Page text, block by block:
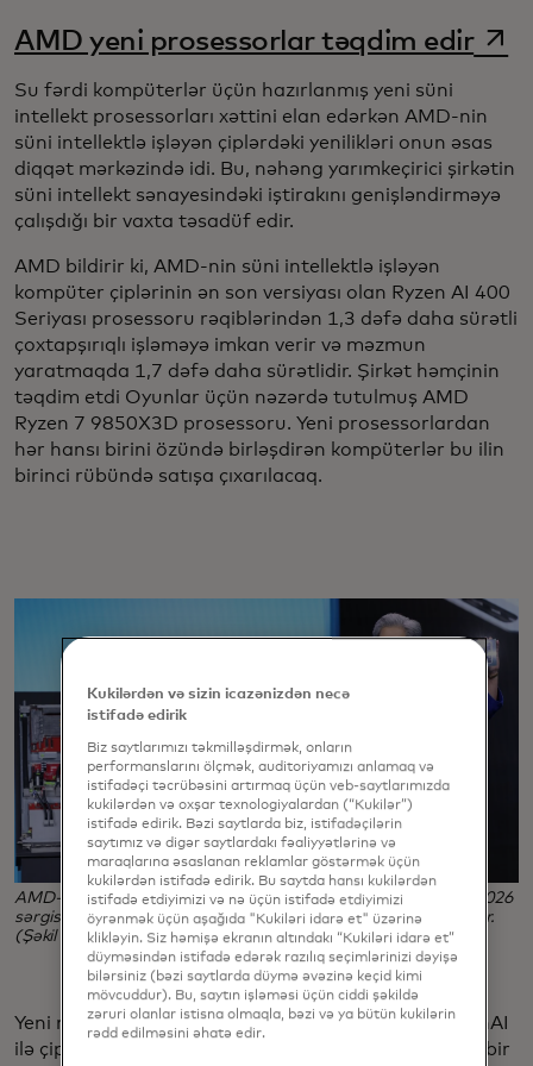
AMD yeni prosessorlar təqdim edir
Su fərdi kompüterlər üçün hazırlanmış yeni süni
intellekt prosessorları xəttini elan edərkən AMD-nin
süni intellektlə işləyən çiplərdəki yenilikləri onun əsas
diqqət mərkəzində idi. Bu, nəhəng yarımkeçirici şirkətin
süni intellekt sənayesindəki iştirakını genişləndirməyə
çalışdığı bir vaxta təsadüf edir.
AMD bildirir ki, AMD-nin süni intellektlə işləyən
kompüter çiplərinin ən son versiyası olan Ryzen AI 400
Seriyası prosessoru rəqiblərindən 1,3 dəfə daha sürətli
çoxtapşırıqlı işləməyə imkan verir və məzmun
yaratmaqda 1,7 dəfə daha sürətlidir. Şirkət həmçinin
təqdim etdi Oyunlar üçün nəzərdə tutulmuş AMD
Ryzen 7 9850X3D prosessoru. Yeni prosessorlardan
hər hansı birini özündə birləşdirən kompüterlər bu ilin
birinci rübündə satışa çıxarılacaq.
AMD-nin baş direktoru Lisa Su, Las Vegasda keçirilən CES 2026
sərgisində şirkətin ən son süni intellekt çiplərini nümayiş etdirir.
(Şəkil müəllifi: İstehlakçı Texnologiyaları Assosiasiyası [CTA])
Yeni məhsullar, AMD-nin ChatGPT istehsalçısı OpenAI
ilə çip təmin etmək üçün müqavilə imzalamasından bir
Kukilərdən və sizin icazənizdən necə
istifadə edirik
Biz saytlarımızı təkmilləşdirmək, onların
performanslarını ölçmək, auditoriyamızı anlamaq və
istifadəçi təcrübəsini artırmaq üçün veb-saytlarımızda
kukilərdən və oxşar texnologiyalardan (“Kukilər”)
istifadə edirik. Bəzi saytlarda biz, istifadəçilərin
saytımız və digər saytlardakı fəaliyyətlərinə və
maraqlarına əsaslanan reklamlar göstərmək üçün
kukilərdən istifadə edirik. Bu saytda hansı kukilərdən
istifadə etdiyimizi və nə üçün istifadə etdiyimizi
öyrənmək üçün aşağıda "Kukiləri idarə et" üzərinə
klikləyin. Siz həmişə ekranın altındakı “Kukiləri idarə et”
düyməsindən istifadə edərək razılıq seçimlərinizi dəyişə
bilərsiniz (bəzi saytlarda düymə əvəzinə keçid kimi
mövcuddur). Bu, saytın işləməsi üçün ciddi şəkildə
zəruri olanlar istisna olmaqla, bəzi və ya bütün kukilərin
rədd edilməsini əhatə edir.